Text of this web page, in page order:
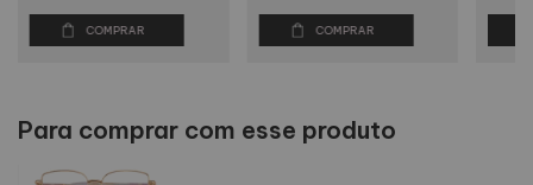
COMPRAR COMPRAR
Para comprar com esse produto